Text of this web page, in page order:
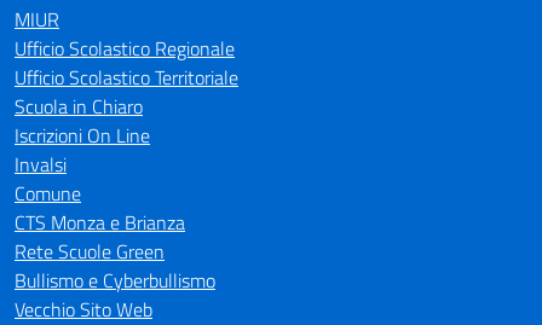
MIUR
Ufficio Scolastico Regionale
Ufficio Scolastico Territoriale
Scuola in Chiaro
Iscrizioni On Line
Invalsi
Comune
CTS Monza e Brianza
Rete Scuole Green
Bullismo e Cyberbullismo
Vecchio Sito Web